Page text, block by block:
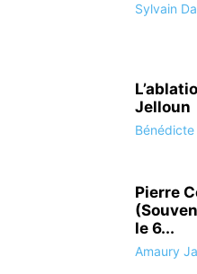
Sylvain
Jelloun
Pierre
le 6...
Amaury